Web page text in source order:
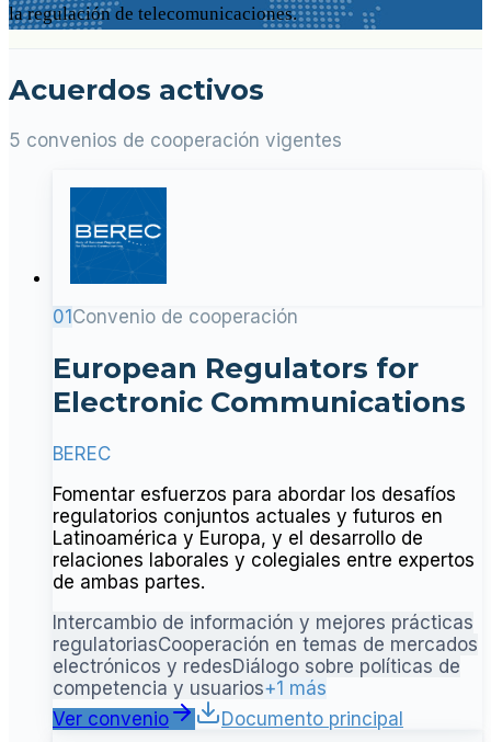
la regulación de telecomunicaciones.
Acuerdos activos
5 convenios de cooperación vigentes
01 Convenio de cooperación
European Regulators for
Electronic Communications
BEREC
Fomentar esfuerzos para abordar los desafíos
regulatorios conjuntos actuales y futuros en
Latinoamérica y Europa, y el desarrollo de
relaciones laborales y colegiales entre expertos
de ambas partes.
Intercambio de información y mejores prácticas
regulatoriasCooperación en temas de mercados
electrónicos y redesDiálogo sobre políticas de
competencia y usuarios+1 más
Ver convenio
Documento principal